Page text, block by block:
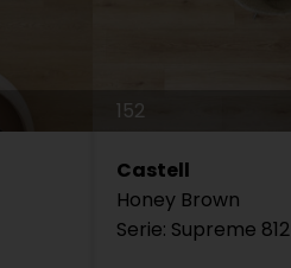
152
Castell
Honey Brown
Serie: Supreme 812